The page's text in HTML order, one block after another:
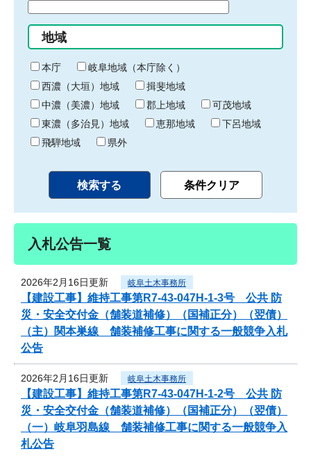
始
り
間
終
わ
り
地域
本庁
岐阜地域（本庁除く）
西濃（大垣）地域
揖斐地域
中濃（美濃）地域
郡上地域
可茂地域
東濃（多治見）地域
恵那地域
下呂地域
飛騨地域
県外
入札公告一覧
2026年2月16日更新 岐阜土木事務所
【建設工事】維持工事第R7-43-047H-1-3号 公共 防
災・安全交付金（舗装道補修）（国補正分）（翌債）
（主）関本巣線 舗装補修工事に関する一般競争入札
公告
2026年2月16日更新 岐阜土木事務所
【建設工事】維持工事第R7-43-047H-1-2号 公共 防
災・安全交付金（舗装道補修）（国補正分）（翌債）
（一）岐阜羽島線 舗装補修工事に関する一般競争入
札公告